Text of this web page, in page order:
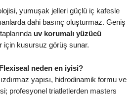
yumuşak jelleri güçlü iç kafesle
dahi basınç oluşturmaz. Geniş
uv korumalı yüzücü
için kusursuz görüş sunar.
neden en iyisi?
yapısı, hidrodinamik formu ve
profesyonel triatletlerden masters